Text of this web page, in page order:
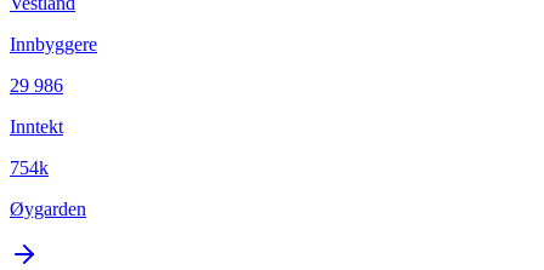
Innbyggere
29 986
Inntekt
754k
Øygarden